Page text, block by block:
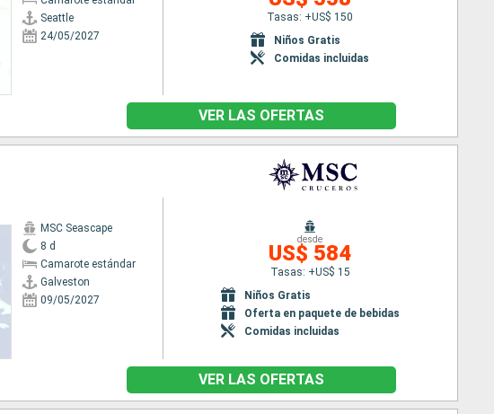
Seattle
24/05/2027
Tasas: +US$ 150
Niños Gratis
Comidas incluidas
VER LAS OFERTAS
MSC Seascape
8 d
Camarote estándar
Galveston
09/05/2027
desde
US$ 584
Tasas: +US$ 15
Niños Gratis
Oferta en paquete de bebidas
Comidas incluidas
VER LAS OFERTAS